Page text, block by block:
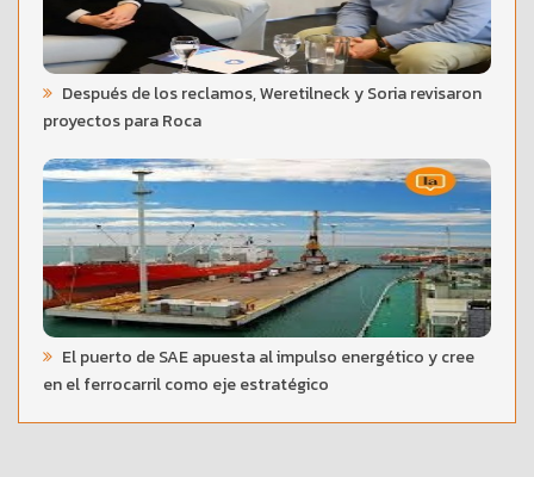
Después de los reclamos, Weretilneck y Soria revisaron
proyectos para Roca
El puerto de SAE apuesta al impulso energético y cree
en el ferrocarril como eje estratégico